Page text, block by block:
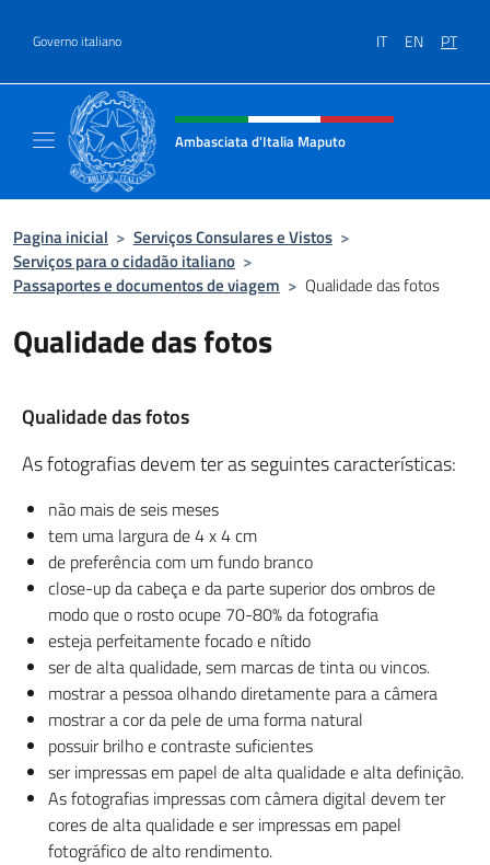
Governo italiano IT EN PT
Site, social e cabeçalho do menu
Ambasciata d'Italia Maputo
Pagina inicial > Serviços Consulares e Vistos >
Serviços para o cidadão italiano >
Passaportes e documentos de viagem > Qualidade das fotos
Qualidade das fotos
Qualidade das fotos
As fotografias devem ter as seguintes características:
não mais de seis meses
tem uma largura de 4 x 4 cm
de preferência com um fundo branco
close-up da cabeça e da parte superior dos ombros de
modo que o rosto ocupe 70-80% da fotografia
esteja perfeitamente focado e nítido
ser de alta qualidade, sem marcas de tinta ou vincos.
mostrar a pessoa olhando diretamente para a câmera
mostrar a cor da pele de uma forma natural
possuir brilho e contraste suficientes
ser impressas em papel de alta qualidade e alta definição.
As fotografias impressas com câmera digital devem ter
cores de alta qualidade e ser impressas em papel
fotográfico de alto rendimento.